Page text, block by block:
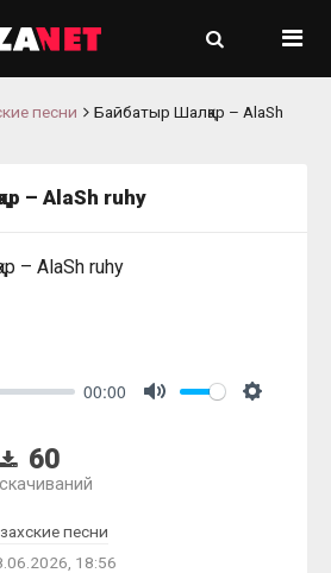
песни
Байбатыр Шалқар – AlaSh
– AlaSh ruhy
00:00
60
скачиваний
песни
18:56